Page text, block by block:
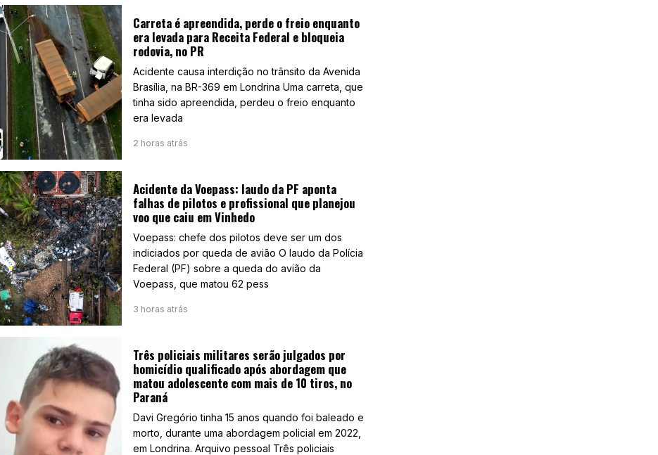
Carreta é apreendida, perde o freio enquanto
era levada para Receita Federal e bloqueia
rodovia, no PR
Acidente causa interdição no trânsito da Avenida
Brasília, na BR-369 em Londrina Uma carreta, que
tinha sido apreendida, perdeu o freio enquanto
era levada
2 horas atrás
Acidente da Voepass: laudo da PF aponta
falhas de pilotos e profissional que planejou
voo que caiu em Vinhedo
Voepass: chefe dos pilotos deve ser um dos
indiciados por queda de avião O laudo da Polícia
Federal (PF) sobre a queda do avião da
Voepass, que matou 62 pess
3 horas atrás
Três policiais militares serão julgados por
homicídio qualificado após abordagem que
matou adolescente com mais de 10 tiros, no
Paraná
Davi Gregório tinha 15 anos quando foi baleado e
morto, durante uma abordagem policial em 2022,
em Londrina. Arquivo pessoal Três policiais